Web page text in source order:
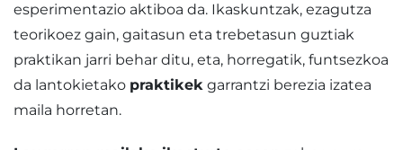
esperimentazio aktiboa da. Ikaskuntzak, ezagutza
teorikoez gain, gaitasun eta trebetasun guztiak
praktikan jarri behar ditu, eta, horregatik, funtsezkoa
da lantokietako praktikek garrantzi berezia izatea
maila horretan.